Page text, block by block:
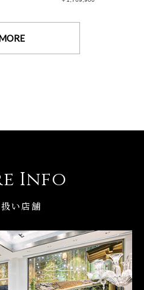
Info
い店舗